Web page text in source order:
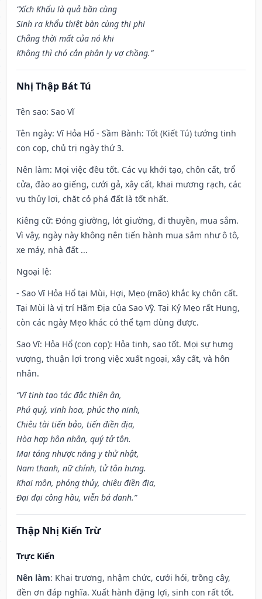
“Xích Khẩu là quả bần cùng
Sinh ra khẩu thiệt bàn cùng thị phi
Chẳng thời mất của nó khi
Không thì chó cắn phân ly vợ chồng.”
Nhị Thập Bát Tú
Tên sao: Sao Vĩ
Tên ngày: Vĩ Hỏa Hổ - Sầm Bành: Tốt (Kiết Tú) tướng tinh
con cọp, chủ trị ngày thứ 3.
Nên làm: Mọi việc đều tốt. Các vụ khởi tạo, chôn cất, trổ
cửa, đào ao giếng, cưới gả, xây cất, khai mương rạch, các
vụ thủy lợi, chặt cỏ phá đất là tốt nhất.
Kiêng cữ: Đóng giường, lót giường, đi thuyền, mua sắm.
Vì vậy, ngày này không nên tiến hành mua sắm như ô tô,
xe máy, nhà đất ...
Ngoại lệ:
- Sao Vĩ Hỏa Hổ tại Mùi, Hợi, Mẹo (mão) khắc kỵ chôn cất.
Tại Mùi là vị trí Hãm Địa của Sao Vỹ. Tại Kỷ Mẹo rất Hung,
còn các ngày Mẹo khác có thể tạm dùng được.
Sao Vĩ: Hỏa Hổ (con cọp): Hỏa tinh, sao tốt. Mọi sự hưng
vượng, thuận lợi trong việc xuất ngoại, xây cất, và hôn
nhân.
“Vĩ tinh tạo tác đắc thiên ân,
Phú quý, vinh hoa, phúc thọ ninh,
Chiêu tài tiến bảo, tiến điền địa,
Hòa hợp hôn nhân, quý tử tôn.
Mai táng nhược năng y thử nhật,
Nam thanh, nữ chính, tử tôn hưng.
Khai môn, phóng thủy, chiêu điền địa,
Đại đại công hầu, viễn bá danh.”
Thập Nhị Kiến Trừ
Trực Kiến
Nên làm: Khai trương, nhậm chức, cưới hỏi, trồng cây,
đền ơn đáp nghĩa. Xuất hành đặng lợi, sinh con rất tốt.